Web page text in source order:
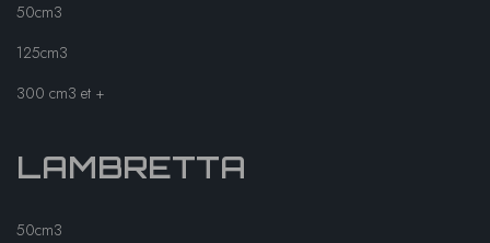
50cm3
125cm3
300 cm3 et +
LAMBRETTA
50cm3